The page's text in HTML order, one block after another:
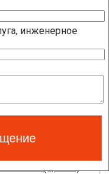
инженерное
для систем
ДЛЯ
2016 (18,2
2015 (0,8 МБ)